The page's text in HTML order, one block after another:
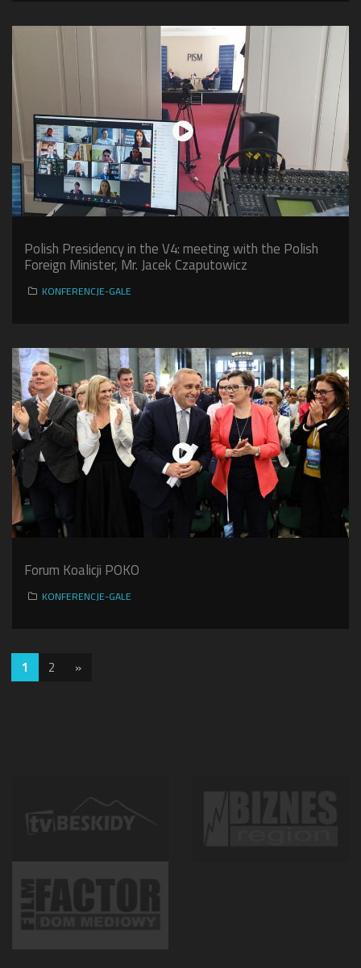
Polish Presidency in the V4: meeting with the Polish
Foreign Minister, Mr. Jacek Czaputowicz
KONFERENCJE-GALE
Forum Koalicji POKO
KONFERENCJE-GALE
1 2 »